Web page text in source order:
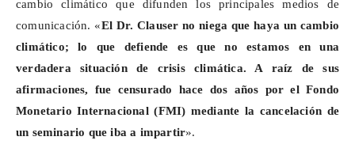
cambio climático que difunden los principales medios de
comunicación. «El Dr. Clauser no niega que haya un cambio
climático; lo que defiende es que no estamos en una
verdadera situación de crisis climática. A raíz de sus
afirmaciones, fue censurado hace dos años por el Fondo
Monetario Internacional (FMI) mediante la cancelación de
un seminario que iba a impartir».